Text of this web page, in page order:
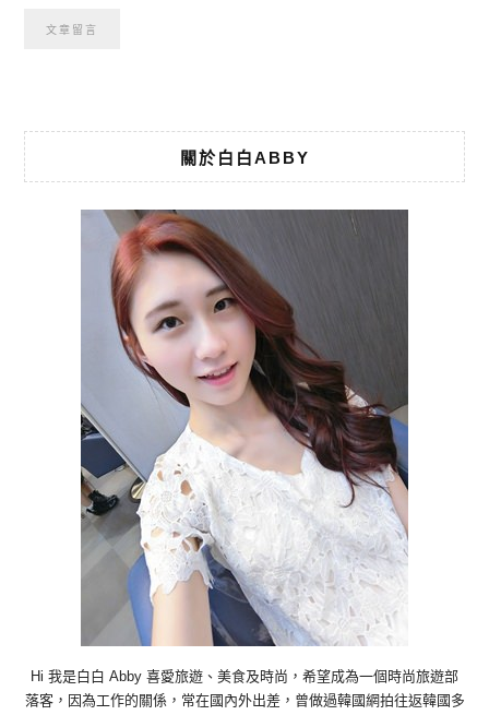
關於白白ABBY
Hi 我是白白 Abby 喜愛旅遊、美食及時尚，希望成為一個時尚旅遊部
落客，因為工作的關係，常在國內外出差，曾做過韓國網拍往返韓國多